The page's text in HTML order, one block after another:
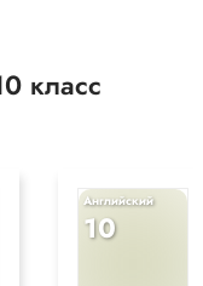
класс
Английский
10